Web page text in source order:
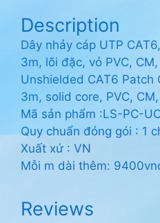
vỏ
PVC,
CM,
xx
Description
Dây nhảy cáp UTP
3m, lõi đặc, vỏ PVC,
Unshielded CAT6 Patch
3m, solid core, PVC,
Mã sản phẩm :LS-PC-
Quy chuẩn đóng gói : 1
Xuất xứ : VN
Mỗi m dài thêm:
Reviews